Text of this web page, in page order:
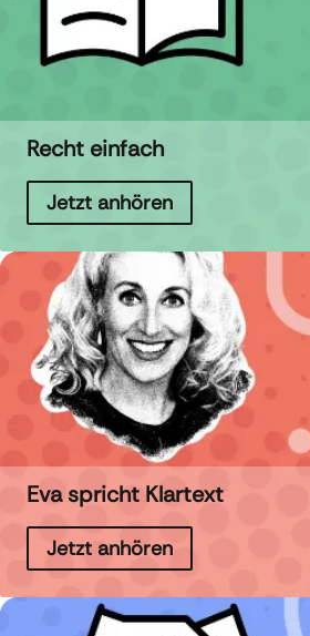
Recht einfach
Jetzt anhören
Eva spricht Klartext
Jetzt anhören